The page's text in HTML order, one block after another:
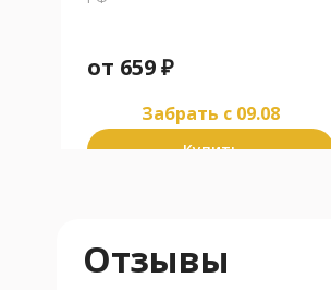
от 659₽
Забрать c 09.08
Купить
Отзывы